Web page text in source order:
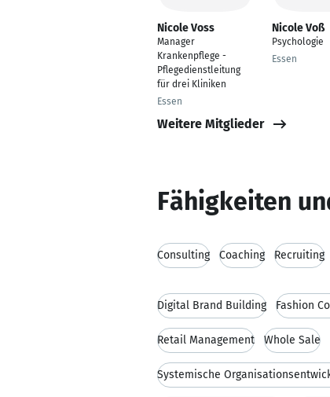
Nicole Voss
Manager
Krankenpflege -
Pflegedienstleitung
für drei Kliniken
Essen
Nicole Voß
Psychologie
Essen
Weitere Mitglieder
Fähigkeiten
Consulting Coaching Recruiting
Digital Brand Building Fashion
Retail Management Whole Sale
Systemische